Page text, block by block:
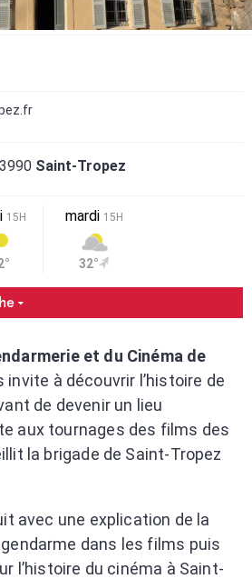
Saint-Tropez
15H mardi 15H
32°
et du Cinéma de
invite à découvrir l’histoire de
de devenir un lieu
aux tournages des films des
la brigade de Saint-Tropez
avec une explication de la
dans les films puis
l’histoire du cinéma à Saint-